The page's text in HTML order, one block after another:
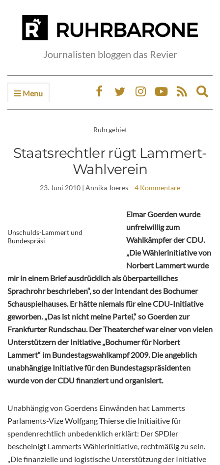
Journalisten bloggen das Revier
Menu
Ruhrgebiet
Staatsrechtler rügt Lammert-
Wahlverein
23. Juni 2010 | Annika Joeres 4 Kommentare
Unschulds-Lammert und
Bundespräsi
Elmar Goerden wurde
unfreiwillig zum
Wahlkämpfer der CDU.
„Die Wählerinitiative von
Norbert Lammert wurde
mir in einem Brief ausdrücklich als überparteiliches
Sprachrohr beschrieben“, so der Intendant des Bochumer
Schauspielhauses. Er hätte niemals für eine CDU-Initiative
geworben. „Das ist nicht meine Partei,“ so Goerden zur
Frankfurter Rundschau. Der Theaterchef war einer von vielen
Unterstützern der Initiative „Bochumer für Norbert
Lammert“ im Bundestagswahlkampf 2009. Die angeblich
unabhängige Initiative für den Bundestagspräsidenten
wurde von der CDU finanziert und organisiert.
Unabhängig von Goerdens Einwänden hat Lammerts
Parlaments-Vize Wolfgang Thierse die Initiaitive für
spendenrechtlich unbedenklich erklärt: Der SPDler
bescheinigt Lammerts Wählerinitiative, rechtmäßig zu sein.
„Die finanzielle und logistische Unterstützung der Initiative